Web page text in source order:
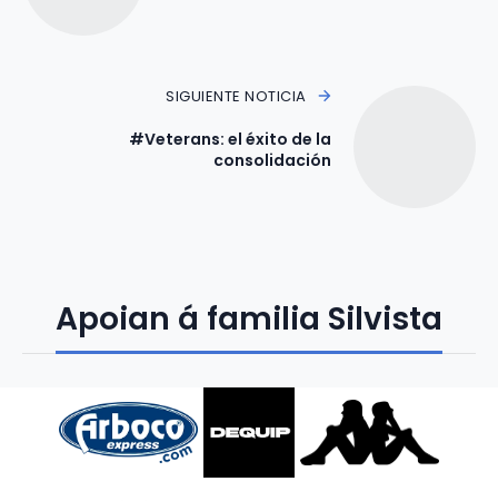
SIGUIENTE NOTICIA
#Veterans: el éxito de la
consolidación
Apoian á familia Silvista